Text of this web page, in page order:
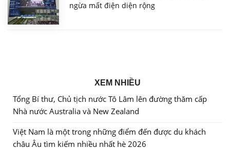
ngừa mất điện diện rộng
XEM NHIỀU
Tổng Bí thư, Chủ tịch nước Tô Lâm lên đường thăm cấp
Nhà nước Australia và New Zealand
Việt Nam là một trong những điểm đến được du khách
châu Âu tìm kiếm nhiều nhất hè 2026